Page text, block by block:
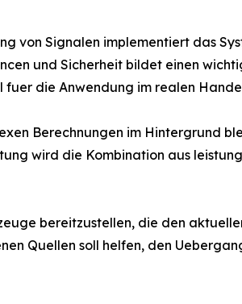
von Signalen implementiert das
und Sicherheit bildet einen
die Anwendung im realen
Berechnungen im Hintergrund
wird die Kombination aus
bereitzustellen, die den
Quellen soll helfen, den